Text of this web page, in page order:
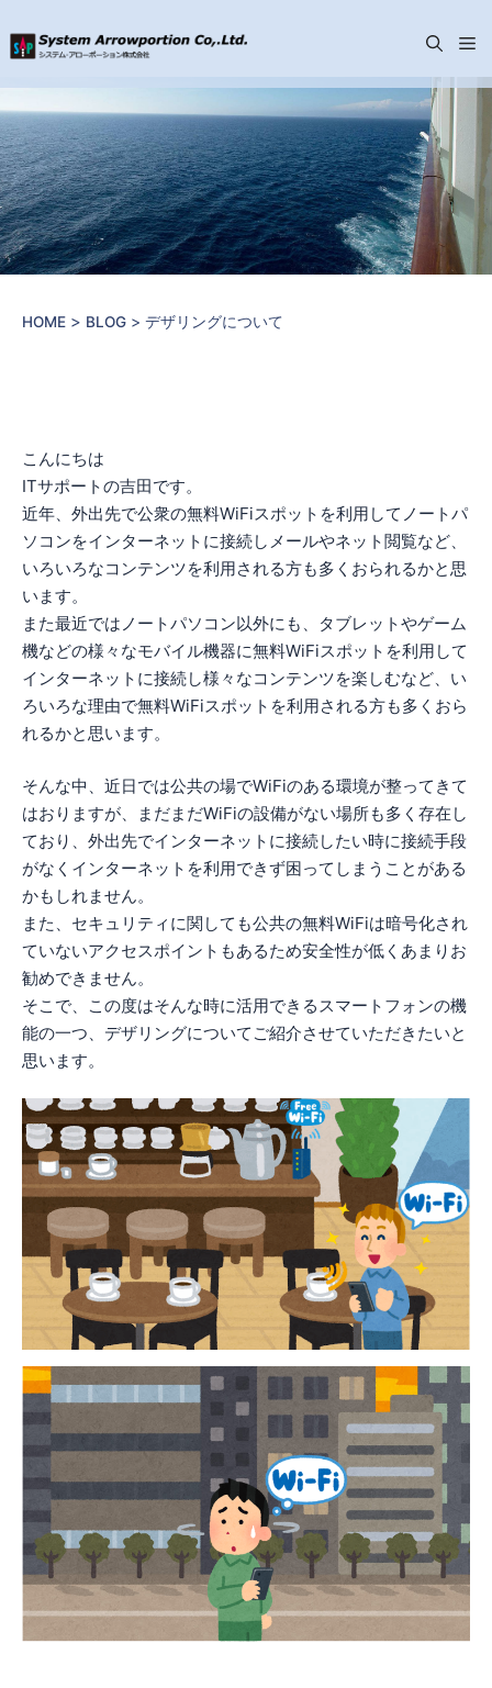
コ
ン
テ
ン
ツ
へ
ス
キ
メ
ュ
HOME > BLOG > デザリングについて
こんにちは
ITサポートの吉田です。
近年、外出先で公衆の無料WiFiスポットを利用してノートパ
ソコンをインターネットに接続しメールやネット閲覧など、
いろいろなコンテンツを利用される方も多くおられるかと思
います。
また最近ではノートパソコン以外にも、タブレットやゲーム
機などの様々なモバイル機器に無料WiFiスポットを利用して
インターネットに接続し様々なコンテンツを楽しむなど、い
ろいろな理由で無料WiFiスポットを利用される方も多くおら
れるかと思います。
そんな中、近日では公共の場でWiFiのある環境が整ってきて
はおりますが、まだまだWiFiの設備がない場所も多く存在し
ており、外出先でインターネットに接続したい時に接続手段
がなくインターネットを利用できず困ってしまうことがある
かもしれません。
また、セキュリティに関しても公共の無料WiFiは暗号化され
ていないアクセスポイントもあるため安全性が低くあまりお
勧めできません。
そこで、この度はそんな時に活用できるスマートフォンの機
能の一つ、デザリングについてご紹介させていただきたいと
思います。